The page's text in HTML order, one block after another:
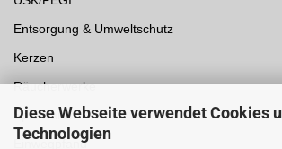
Diese Webseite verwendet Cookies
Technologien
Entsorgung & Umweltschutz
Kerzen
Räucherwerke
Spielwaren
Einwegpfand